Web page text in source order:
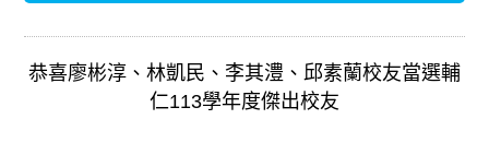
恭喜廖彬淳、林凱民、李其澧、邱素蘭校友當選輔
仁113學年度傑出校友